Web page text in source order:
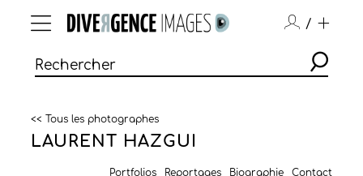
/
<< Tous les photographes
LAURENT HAZGUI
Portfolios Reportages Biographie Contact